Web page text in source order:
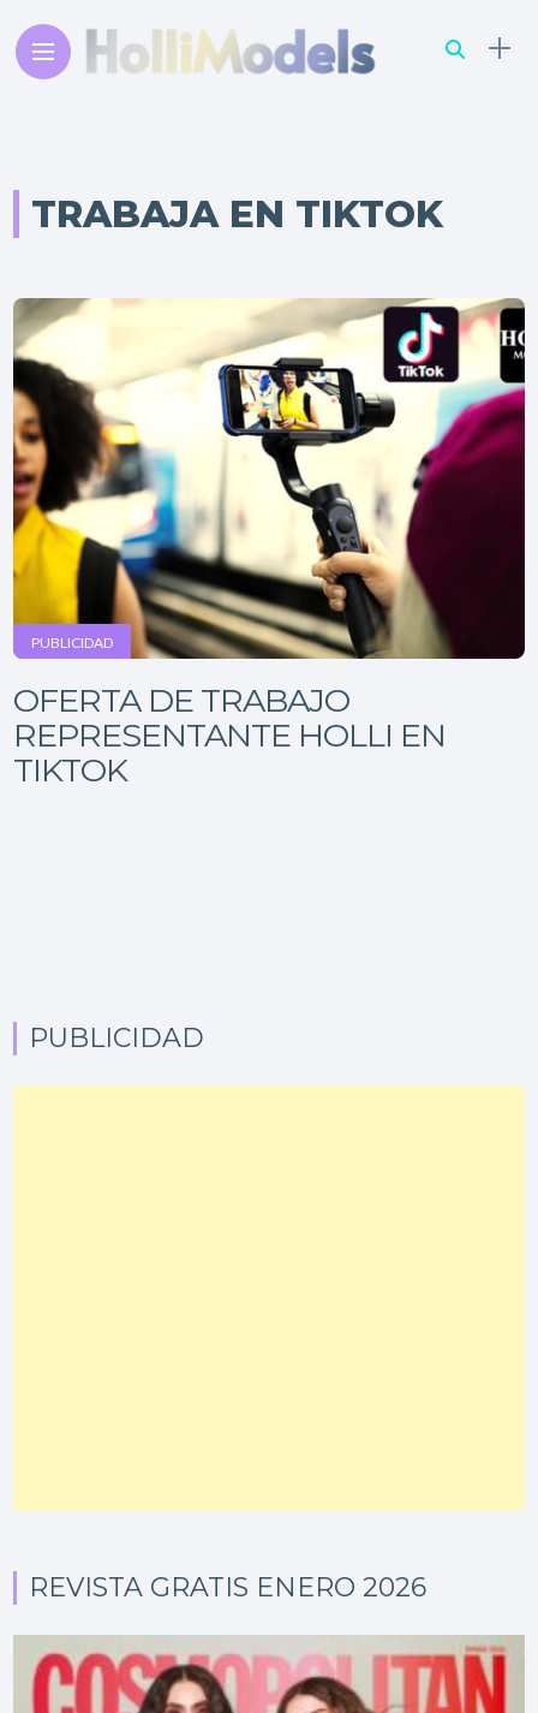
TRABAJA EN TIKTOK
PUBLICIDAD
OFERTA DE TRABAJO
REPRESENTANTE HOLLI EN
TIKTOK
PUBLICIDAD
REVISTA GRATIS ENERO 2026